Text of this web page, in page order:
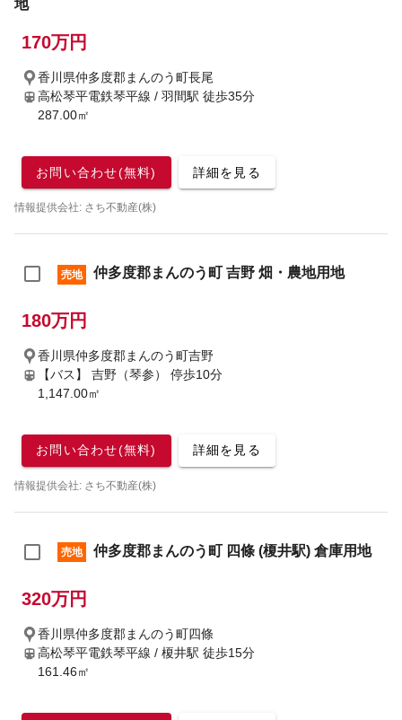
地
170万円
香川県仲多度郡まんのう町長尾
高松琴平電鉄琴平線 / 羽間駅 徒歩35分
287.00㎡
お問い合わせ(無料) 詳細を見る
情報提供会社: さち不動産(株)
売地 仲多度郡まんのう町 吉野 畑・農地用地
180万円
香川県仲多度郡まんのう町吉野
【バス】 吉野（琴参） 停歩10分
1,147.00㎡
お問い合わせ(無料) 詳細を見る
情報提供会社: さち不動産(株)
売地 仲多度郡まんのう町 四條 (榎井駅) 倉庫用地
320万円
香川県仲多度郡まんのう町四條
高松琴平電鉄琴平線 / 榎井駅 徒歩15分
161.46㎡